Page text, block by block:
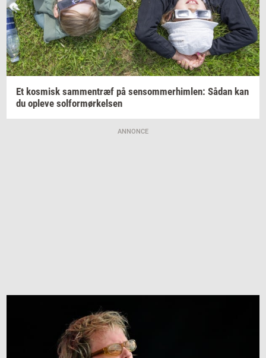
Et kos­misk sam­men­træf på sen­som­mer­him­len: Sådan kan
du op­le­ve sol­for­mør­kel­sen
ANNONCE